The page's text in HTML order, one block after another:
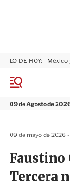
M
n
09 de Agosto de
LO DE HOY: México
Faustino
Tercera
09 de mayo de 2026